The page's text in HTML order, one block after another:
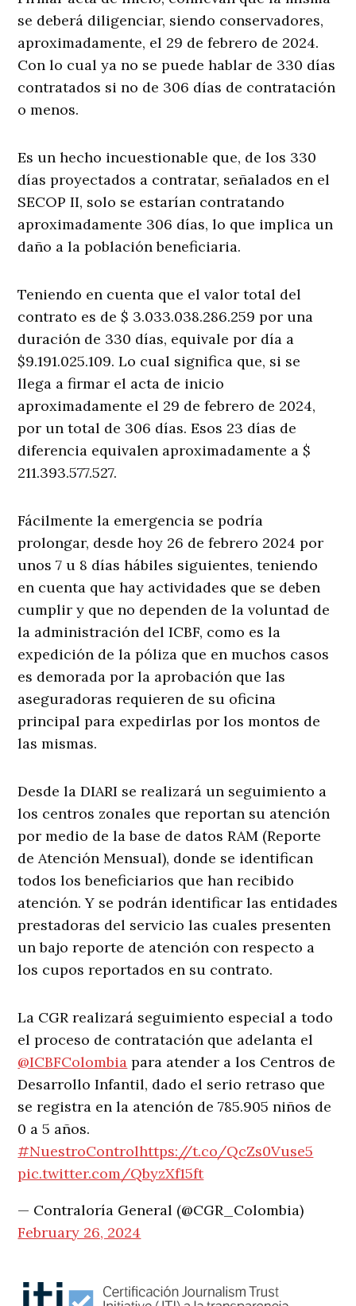
se deberá diligenciar, siendo conservadores,
aproximadamente, el 29 de febrero de 2024.
Con lo cual ya no se puede hablar de 330 días
contratados si no de 306 días de contratación
o menos.
Es un hecho incuestionable que, de los 330
días proyectados a contratar, señalados en el
SECOP II, solo se estarían contratando
aproximadamente 306 días, lo que implica un
daño a la población beneficiaria.
Teniendo en cuenta que el valor total del
contrato es de $ 3.033.038.286.259 por una
duración de 330 días, equivale por día a
$9.191.025.109. Lo cual significa que, si se
llega a firmar el acta de inicio
aproximadamente el 29 de febrero de 2024,
por un total de 306 días. Esos 23 días de
diferencia equivalen aproximadamente a $
211.393.577.527.
Fácilmente la emergencia se podría
prolongar, desde hoy 26 de febrero 2024 por
unos 7 u 8 días hábiles siguientes, teniendo
en cuenta que hay actividades que se deben
cumplir y que no dependen de la voluntad de
la administración del ICBF, como es la
expedición de la póliza que en muchos casos
es demorada por la aprobación que las
aseguradoras requieren de su oficina
principal para expedirlas por los montos de
las mismas.
Desde la DIARI se realizará un seguimiento a
los centros zonales que reportan su atención
por medio de la base de datos RAM (Reporte
de Atención Mensual), donde se identifican
todos los beneficiarios que han recibido
atención. Y se podrán identificar las entidades
prestadoras del servicio las cuales presenten
un bajo reporte de atención con respecto a
los cupos reportados en su contrato.
La CGR realizará seguimiento especial a todo
el proceso de contratación que adelanta el
@ICBFColombia para atender a los Centros de
Desarrollo Infantil, dado el serio retraso que
se registra en la atención de 785.905 niños de
0 a 5 años.
#NuestroControlhttps://t.co/QcZs0Vuse5
pic.twitter.com/QbyzXf15ft
— Contraloría General (@CGR_Colombia)
February 26, 2024